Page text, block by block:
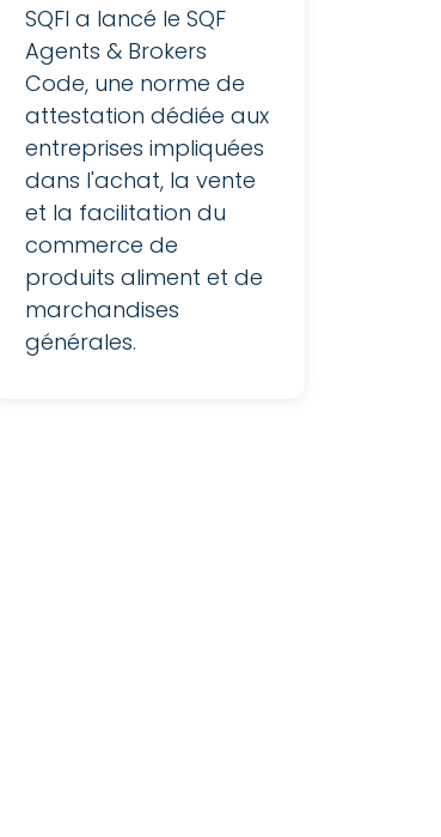
SQFI a lancé le SQF
Agents & Brokers
Code, une norme de
attestation dédiée aux
entreprises impliquées
dans l'achat, la vente
et la facilitation du
commerce de
produits aliment et de
marchandises
générales.